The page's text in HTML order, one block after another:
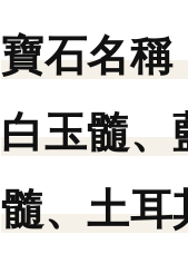
寶石名稱
白玉髓、
髓、土耳